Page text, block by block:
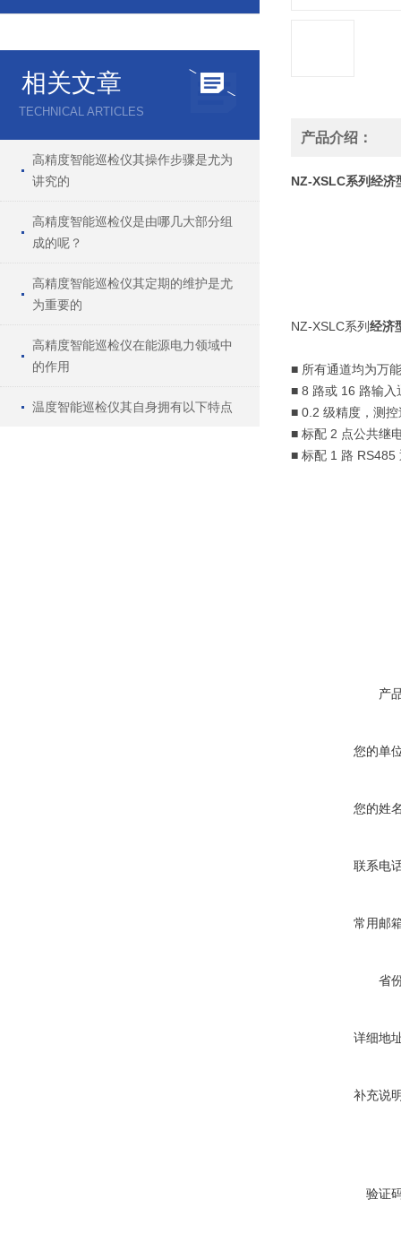
相关文章
TECHNICAL ARTICLES
高精度智能巡检仪其操作步骤是尤为
讲究的
高精度智能巡检仪是由哪几大部分组
成的呢？
高精度智能巡检仪其定期的维护是尤
为重要的
高精度智能巡检仪在能源电力领域中
的作用
温度智能巡检仪其自身拥有以下特点
产品介绍：
NZ-XSLC系列经济
NZ-XSLC系列经济
■ 所有通道均为万
■ 8 路或 16 路输入
■ 0.2 级精度，测
■ 标配 2 点公共继
■ 标配 1 路 RS485
产
您的单
您的姓
联系电
常用邮
省
详细地
补充说
验证